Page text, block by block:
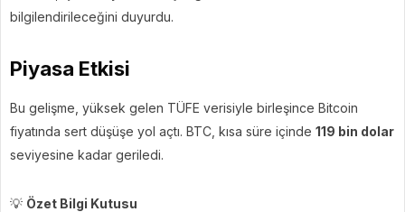
bilgilendirileceğini duyurdu.
Piyasa Etkisi
Bu gelişme, yüksek gelen TÜFE verisiyle birleşince Bitcoin
fiyatında sert düşüşe yol açtı. BTC, kısa süre içinde 119 bin dolar
seviyesine kadar geriledi.
💡 Özet Bilgi Kutusu